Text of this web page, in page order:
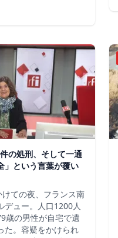
の処刑、そして一通
」という言葉が覆い
ての夜、フランス南
デュー。人口1200人
歳の男性が自宅で遺
た。容疑をかけられ